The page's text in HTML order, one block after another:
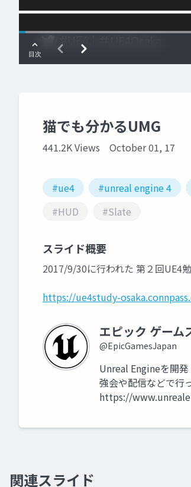
猫でも分かるUMG
441.2K Views October 01, 17
#ue4 #unreal engine 4
#HUD
#Slate
スライド概要
2017/9/30に行われた 第２回UE4
https://ue4study-
エピック ゲーム
@EpicGamesJapan
Unreal Engineを開
強会や配信などで行
https://
関連スライド